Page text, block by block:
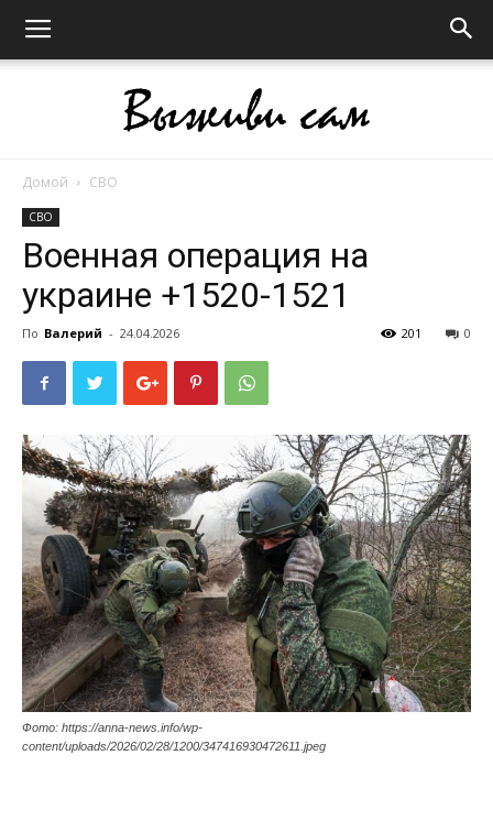
сам
Домой СВО
СВО
Военная операция на
украине +1520-1521
По Валерий - 24.04.2026 0
201
Фото: https://anna-news.info/wp-
content/uploads/2026/02/28/1200/347416930472611.jpeg